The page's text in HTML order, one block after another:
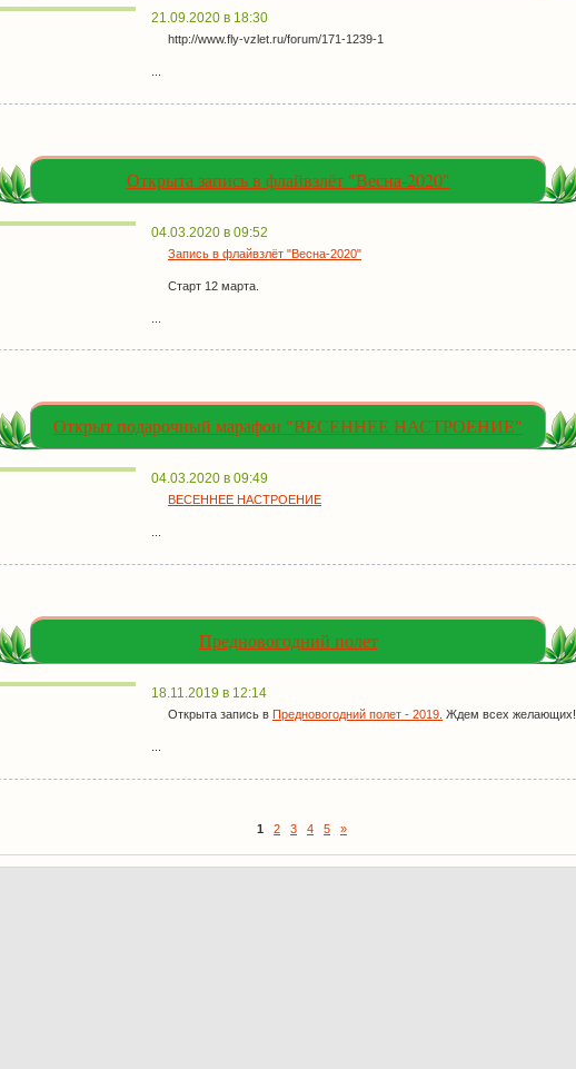
21.09.2020 в 18:30
http://www.fly-vzlet.ru/forum/171-1239-1
Открыта запись в флайвзлёт "Весна-2020"
04.03.2020 в 09:52
Запись в флайвзлёт "Весна-2020"
Старт 12 марта.
Открыт подарочный марафон "ВЕСЕННЕЕ НАСТРОЕНИЕ"
04.03.2020 в 09:49
ВЕСЕННЕЕ НАСТРОЕНИЕ
Предновогодний полет
18.11.2019 в 12:14
Открыта запись в Предновогодний полет - 2019. Ждем всех желающих!
1 2 3 4 5 »